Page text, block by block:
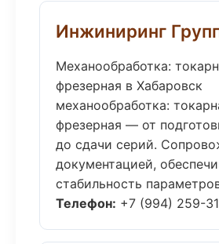
Инжиниринг
Механообработка:
фрезерная в Хабаровск
механообработка:
фрезерная — от
до сдачи серий.
документацией,
стабильность
Телефон: +7 (994) 259-